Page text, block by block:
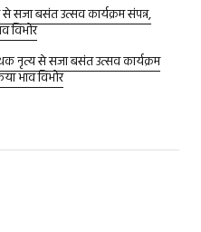
बसंत उत्सव कार्यक्रम संपन्न,
विभोर
से सजा बसंत उत्सव कार्यक्रम
भाव विभोर